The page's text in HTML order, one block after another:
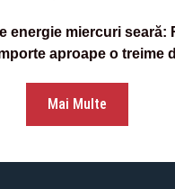
energie miercuri seară:
aproape o treime
Mai Multe